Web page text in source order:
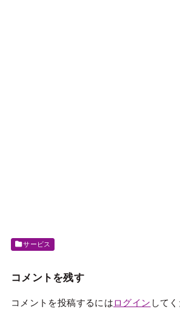
サービス
コメントを残す
コメントを投稿するにはログイン してく